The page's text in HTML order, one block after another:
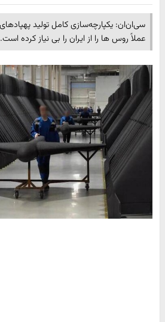
عملاً روس ها را از ایران را بی نیاز کرده است.